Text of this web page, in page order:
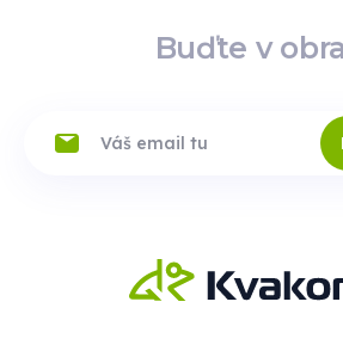
Buďte v